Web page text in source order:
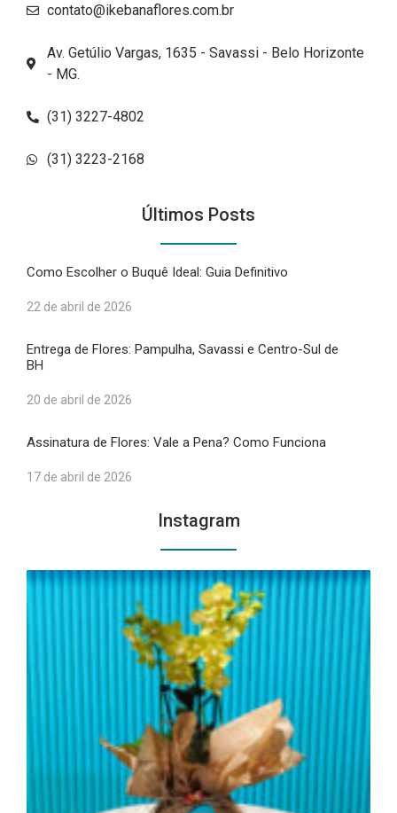
contato@ikebanaflores.com.br
Av. Getúlio Vargas, 1635 - Savassi - Belo Horizonte
- MG.
(31) 3227-4802
(31) 3223-2168
Últimos Posts
Como Escolher o Buquê Ideal: Guia Definitivo
22 de abril de 2026
Entrega de Flores: Pampulha, Savassi e Centro-Sul de
BH
20 de abril de 2026
Assinatura de Flores: Vale a Pena? Como Funciona
17 de abril de 2026
Instagram